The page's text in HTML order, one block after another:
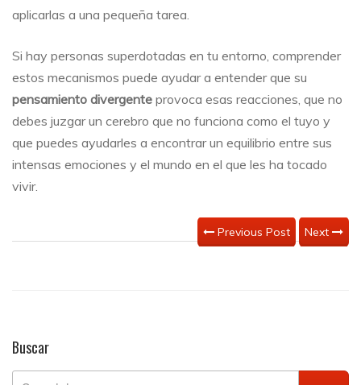
aplicarlas a una pequeña tarea.
Si hay personas superdotadas en tu entorno, comprender
estos mecanismos puede ayudar a entender que su
pensamiento divergente provoca esas reacciones, que no
debes juzgar un cerebro que no funciona como el tuyo y
que puedes ayudarles a encontrar un equilibrio entre sus
intensas emociones y el mundo en el que les ha tocado
vivir.
Previous Post Next
Buscar